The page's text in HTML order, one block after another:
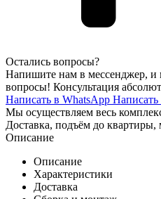
Остались вопросы?
Напишите нам в мессенджер,
вопросы! Консультация
Написать в WhatsApp Написать
Мы осуществляем весь
Доставка, подъём до квартиры,
Описание
Описание
Характеристики
Доставка